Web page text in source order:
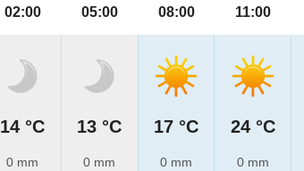
02:00
14 °C
0 mm
05:00
13 °C
0 mm
08:00
17 °C
0 mm
11:00
24 °C
0 mm